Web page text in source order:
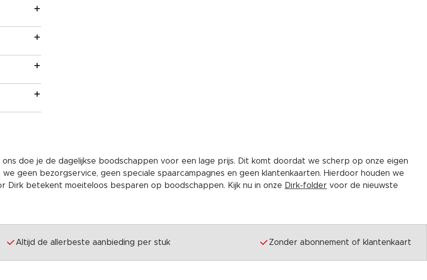
doe je de dagelijkse boodschappen voor een lage prijs. Dit komt doordat we scherp op onze eigen
we geen bezorgservice, geen speciale spaarcampagnes en geen klantenkaarten. Hierdoor houden we
Dirk betekent moeiteloos besparen op boodschappen. Kijk nu in onze Dirk-folder voor de nieuwste
Altijd de allerbeste aanbieding per stuk Zonder abonnement of klantenkaart